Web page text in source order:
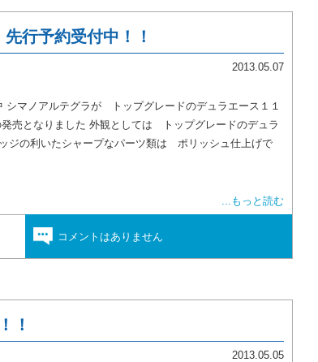
行予約受付中！！
2013.05.07
ノアルテグラが トップグレードのデュラエース１１
売となりました 外観としては トップグレードのデュラ
の利いたシャープなパーツ類は ポリッシュ仕上げで
...もっと読む
コメントはありません
！
2013.05.05